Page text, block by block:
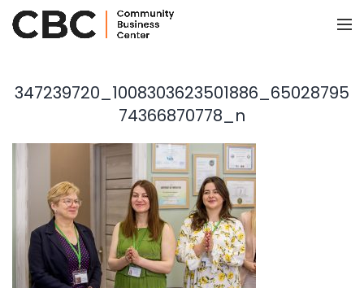
347239720_1008303623501886_65028795
74366870778_n